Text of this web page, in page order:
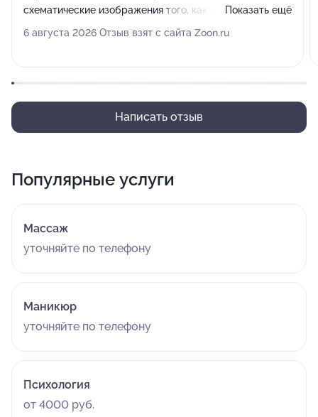
схематические изображения того, как функционируют
органы в человеческом теле. Моя бабушка тоже
Показать ещё
6 августа 2026 Отзыв взят с сайта Zoon.ru
Написать отзыв
Популярные услуги
Массаж
уточняйте по телефону
Маникюр
уточняйте по телефону
Психология
от 4000 руб.